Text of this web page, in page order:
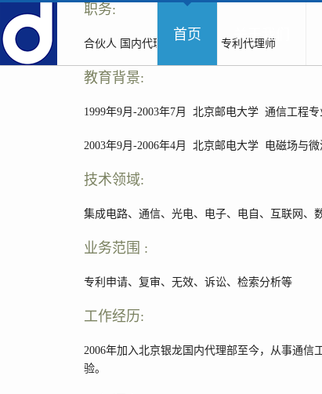
首页 关于我们
职务:
合伙人 国内代理部-副部长 专利代理师
教育背景:
1999年9月-2003年7月 北京邮电大学 通信工程
2003年9月-2006年4月 北京邮电大学 电磁场与
技术领域:
集成电路、通信、光电、电子、电自、互联网、
业务范围 :
专利申请、复审、无效、诉讼、检索分析等
工作经历:
2006年加入北京银龙国内代理部至今，从事通
验。